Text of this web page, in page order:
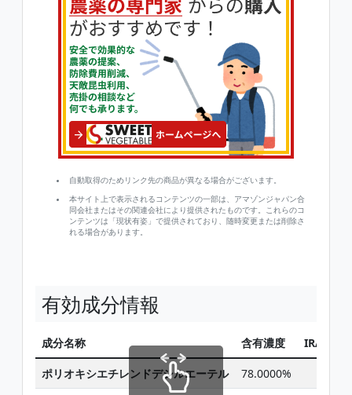
自動取得のためリンク先の商品が異なる場合がございます。
本サイト上で表示されるコンテンツの一部は、アマゾンジャパン合
同会社またはその関連会社により提供されたものです。これらのコ
ンテンツは「現状有姿」で提供されており、随時変更または削除さ
れる場合があります。
有効成分情報
成分名称 含有濃度 IRAC
ポリオキシエチレンドデシルエーテル 78.0000%